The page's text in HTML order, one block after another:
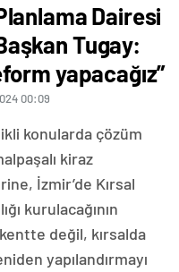
Dairesi
Tugay:
yapacağız”
00:09
konularda çözüm
kiraz
İzmir’de Kırsal
kurulacağının
değil, kırsalda
yapılandırmayı